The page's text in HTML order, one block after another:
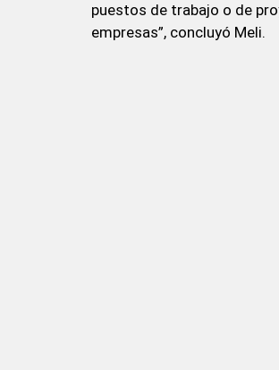
puestos de trabajo o de
empresas”, concluyó Meli.